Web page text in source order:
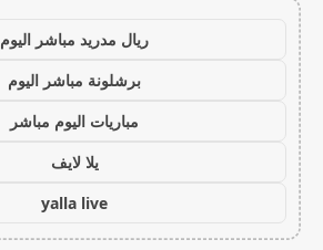
ريال مدريد مباشر اليوم
برشلونة مباشر اليوم
مباريات اليوم مباشر
يلا لايف
yalla live